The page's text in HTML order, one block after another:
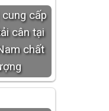
cấp
cân tại
chất